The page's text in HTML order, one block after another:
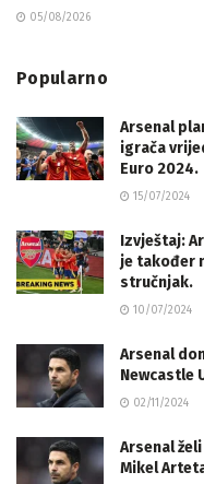
05/08/2026
Popularno
Arsenal
igrača
Euro 2024.
15/07/2024
Izvještaj:
je također
stručnjak.
10/07/2024
Arsenal
Newcastle
02/11/2024
Arsenal
Mikel